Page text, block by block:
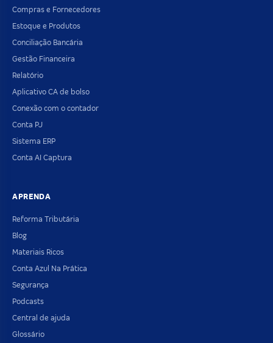
Compras e Fornecedores
Estoque e Produtos
Conciliação Bancária
Gestão Financeira
Relatório
Aplicativo CA de bolso
Conexão com o contador
Conta PJ
Sistema ERP
Conta AI Captura
APRENDA
Reforma Tributária
Blog
Materiais Ricos
Conta Azul Na Prática
Segurança
Podcasts
Central de ajuda
Glossário